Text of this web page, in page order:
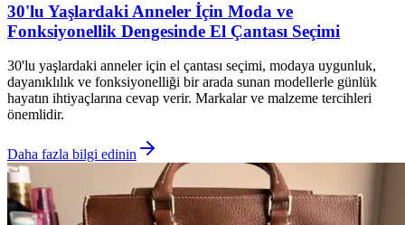
30'lu Yaşlardaki Anneler İçin Moda ve
Fonksiyonellik Dengesinde El Çantası Seçimi
30'lu yaşlardaki anneler için el çantası seçimi, modaya uygunluk,
dayanıklılık ve fonksiyonelliği bir arada sunan modellerle günlük
hayatın ihtiyaçlarına cevap verir. Markalar ve malzeme tercihleri
önemlidir.
Daha fazla bilgi edinin